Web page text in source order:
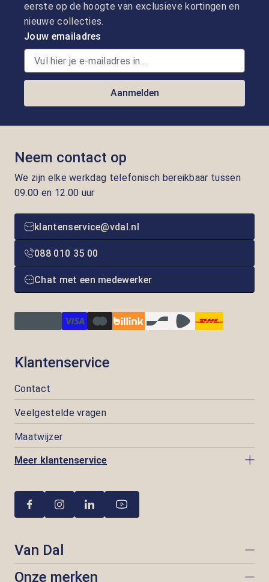
eerste op de hoogte van exclusieve kortingen en
nieuwe collecties.
Jouw emailadres
Aanmelden
Neem contact op
We zijn elke werkdag telefonisch bereikbaar tussen
09.00 en 12.00 uur
klantenservice@vdal.nl
088 010 35 00
Chat met een medewerker
Klantenservice
Contact
Veelgestelde vragen
Maatwijzer
Meer klantenservice
Van Dal
Onze merken